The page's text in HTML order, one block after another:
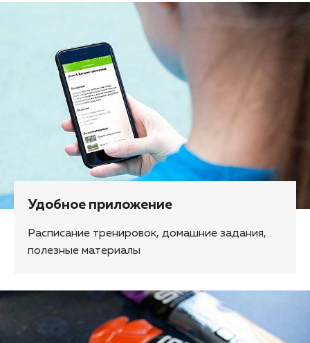
Удобное приложение
Расписание тренировок, домашние задания,
полезные материалы